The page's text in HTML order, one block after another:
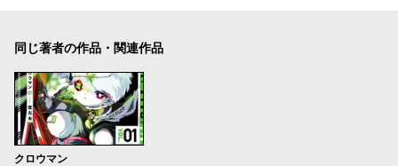
同じ著者の作品・関連作品
クロウマン